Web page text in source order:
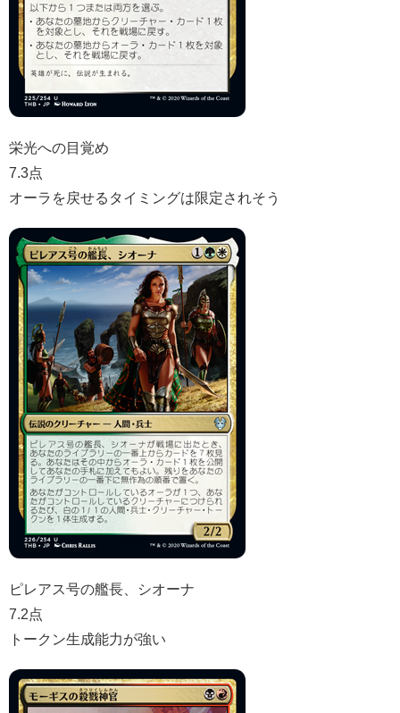
栄光への目覚め
7.3点
オーラを戻せるタイミングは限定されそう
ピレアス号の艦長、シオーナ
7.2点
トークン生成能力が強い